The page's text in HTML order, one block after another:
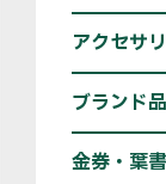
アクセサ
ブランド品
金券・葉書